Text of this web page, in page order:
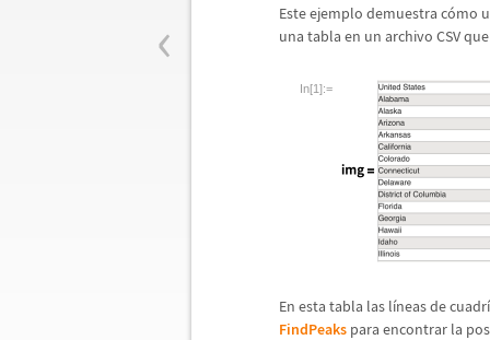
‹ Este ejemplo demuestra cómo
una tabla en un archivo CSV
In[1]:=
En esta tabla las líneas de cuadrí
FindPeaks para encontrar la